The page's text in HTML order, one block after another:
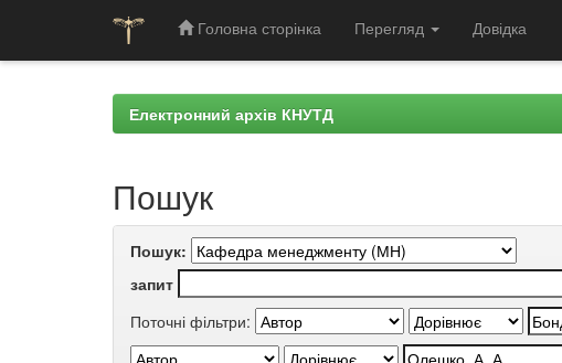
Головна сторінка Перегляд Довідка
Електронний архів КНУТД
Пошук
Пошук:
запит
Поточні фільтри: